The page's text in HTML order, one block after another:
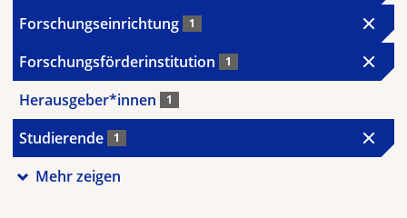
Forschungseinrichtung 1
Forschungsförderinstitution 1
Herausgeber*innen 1
Studierende 1
Mehr zeigen